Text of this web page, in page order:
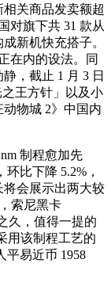
关商品发卖额超
对旗下共 31 款从
新机快充搭子。
在内的设法。同
，截止 1 月 3 日
之王方针」以及小
物城 2》中国内
制程愈加先
比下降 5.2%，
会展示出两大较
索尼黑卡
久，值得一提的
用该制程工艺的
平易近币 1958